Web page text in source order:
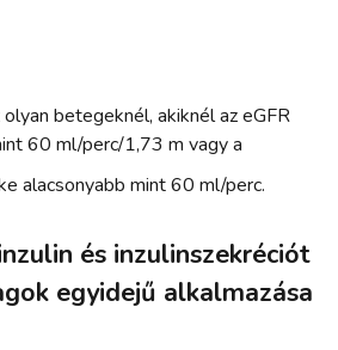
olyan betegeknél, akiknél az eGFR
60 ml/perc/1,73 m vagy a
alacsonyabb mint 60 ml/perc.
és inzulinszekréciót
egyidejű alkalmazása